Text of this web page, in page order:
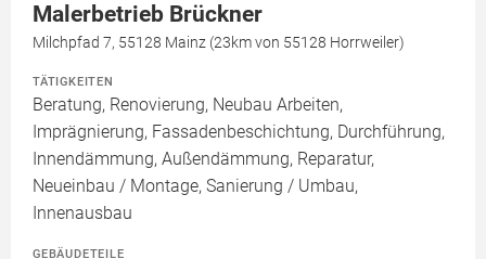
Malerbetrieb Brückner
Milchpfad 7, 55128 Mainz (23km von 55128 Horrweiler)
TÄTIGKEITEN
Beratung, Renovierung, Neubau Arbeiten,
Imprägnierung, Fassadenbeschichtung, Durchführung,
Innendämmung, Außendämmung, Reparatur,
Neueinbau / Montage, Sanierung / Umbau,
Innenausbau
GEBÄUDETEILE